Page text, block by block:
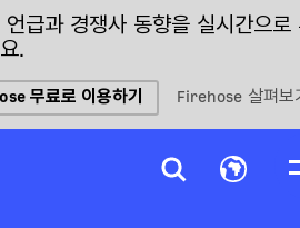
언급과 경쟁사 동향을 실시간으로
.
무료로 이용하기 Firehose 살펴